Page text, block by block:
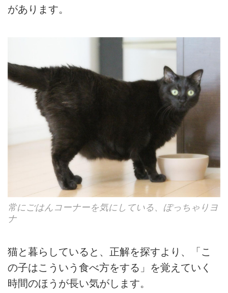
があります。
常にごはんコーナーを気にしている、ぽっちゃりヨ
ナ
猫と暮らしていると、正解を探すより、「こ
の子はこういう食べ方をする」を覚えていく
時間のほうが長い気がします。